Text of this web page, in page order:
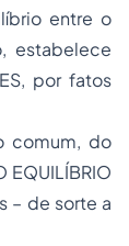
entre o
estabelece
por fatos
comum, do
EQUILÍBRIO
– de sorte a